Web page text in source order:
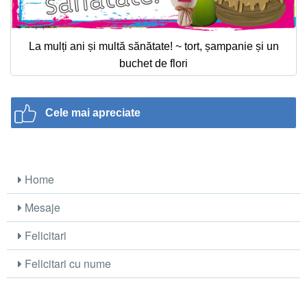
La mulți ani și multă sănătate! ~ tort, șampanie și un
buchet de flori
Cele mai apreciate
Home
Mesaje
Felicitari
Felicitari cu nume